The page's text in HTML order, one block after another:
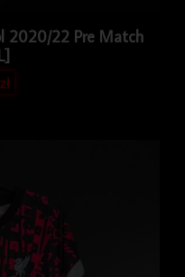
2020/22 Pre Match
zł